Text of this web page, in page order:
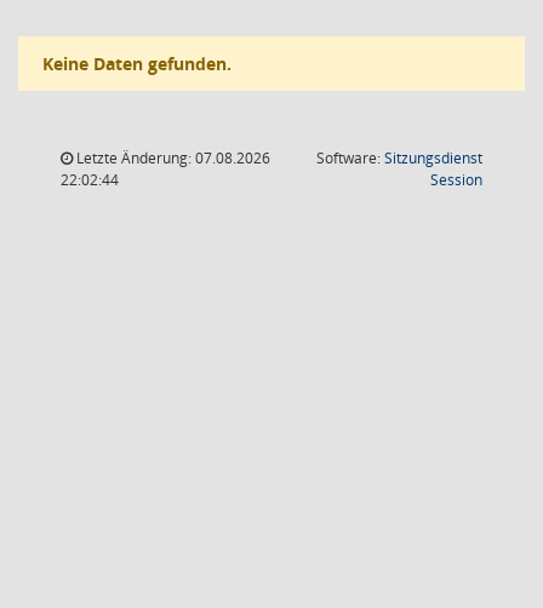
Keine Daten gefunden.
Letzte Änderung: 07.08.2026
22:02:44
Software:Sitzungsdienst
Session(Wird in